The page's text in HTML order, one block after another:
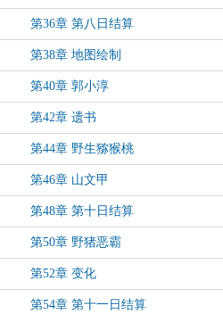
第36章 第八日结算
第38章 地图绘制
第40章 郭小淳
第42章 遗书
第44章 野生猕猴桃
第46章 山文甲
第48章 第十日结算
第50章 野猪恶霸
第52章 变化
第54章 第十一日结算